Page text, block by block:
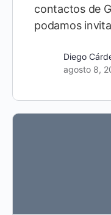
contactos de
podamos
Diego
agosto 8,